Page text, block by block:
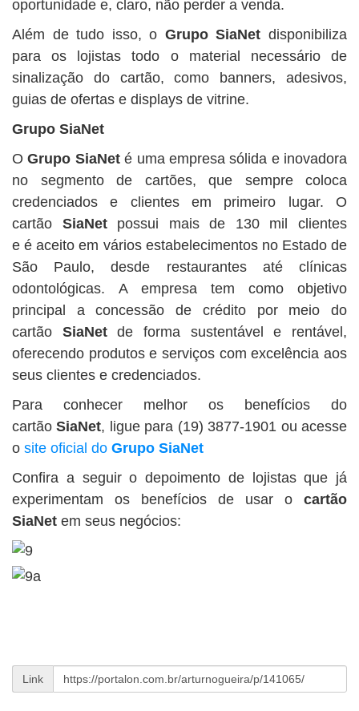
oportunidade e, claro, não perder a venda.
Além de tudo isso, o Grupo SiaNet disponibiliza
para os lojistas todo o material necessário de
sinalização do cartão, como banners, adesivos,
guias de ofertas e displays de vitrine.
Grupo SiaNet
OGrupo SiaNeté uma empresa sólida e inovadora
no segmento de cartões, que sempre coloca
credenciados e clientes em primeiro lugar. O
cartão SiaNetpossui mais de 130 mil clientes
e é aceito em vários estabelecimentos no Estado de
São Paulo, desde restaurantes até clínicas
odontológicas. A empresa tem como objetivo
principal a concessão de crédito por meio do
cartão SiaNetde forma sustentável e rentável,
oferecendo produtos e serviços com excelência aos
seus clientes e credenciados.
Para conhecer melhor os benefícios do
cartãoSiaNet, ligue para (19) 3877-1901 ou acesse
o site oficial do Grupo SiaNet
Confira a seguir o depoimento de lojistas que já
experimentam os benefícios de usar o cartão
SiaNet em seus negócios:
Link